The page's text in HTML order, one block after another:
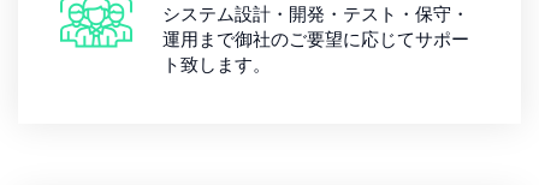
システム設計・開発・テスト・保守・
運用まで御社のご要望に応じてサポー
ト致します。